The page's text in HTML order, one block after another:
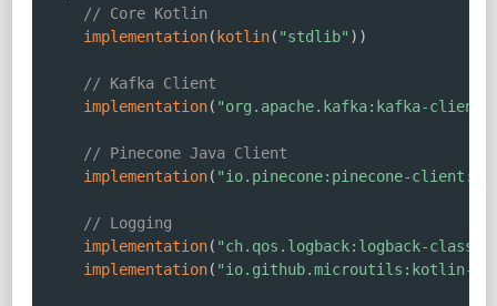
// Core Kotlin
implementation( kotlin( "stdlib" ) )
// Kafka Client
implementation( "org.apache.kafka:kafka-
// Pinecone Java Client
implementation( "io.pinecone:pinecone-
// Logging
implementation( "ch.qos.logback:logback-
implementation( "io.github.microutils:kotlin-